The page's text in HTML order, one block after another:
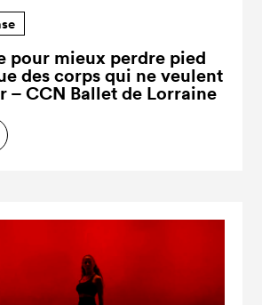
pour mieux perdre pied
des corps qui ne veulent
– CCN Ballet de Lorraine